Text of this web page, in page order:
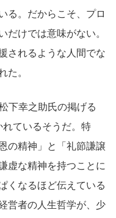
る。だからこそ、プロ
だけでは意味がない。
されるような人間でな
た。
下幸之助氏の掲げる
れているそうだ。特
の精神」と「礼節謙譲
虚な精神を持つことに
くなるほど伝えている
営者の人生哲学が、少